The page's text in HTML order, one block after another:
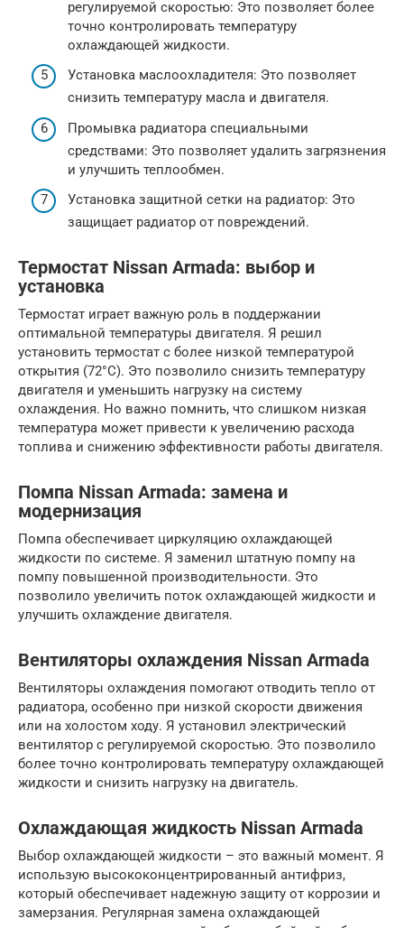
регулируемой скоростью: Это позволяет более
точно контролировать температуру
охлаждающей жидкости.
Установка маслоохладителя: Это позволяет
снизить температуру масла и двигателя.
Промывка радиатора специальными
средствами: Это позволяет удалить загрязнения
и улучшить теплообмен.
Установка защитной сетки на радиатор: Это
защищает радиатор от повреждений.
Термостат Nissan Armada: выбор и
установка
Термостат играет важную роль в поддержании
оптимальной температуры двигателя. Я решил
установить термостат с более низкой температурой
открытия (72°C). Это позволило снизить температуру
двигателя и уменьшить нагрузку на систему
охлаждения. Но важно помнить, что слишком низкая
температура может привести к увеличению расхода
топлива и снижению эффективности работы двигателя.
Помпа Nissan Armada: замена и
модернизация
Помпа обеспечивает циркуляцию охлаждающей
жидкости по системе. Я заменил штатную помпу на
помпу повышенной производительности. Это
позволило увеличить поток охлаждающей жидкости и
улучшить охлаждение двигателя.
Вентиляторы охлаждения Nissan Armada
Вентиляторы охлаждения помогают отводить тепло от
радиатора, особенно при низкой скорости движения
или на холостом ходу. Я установил электрический
вентилятор с регулируемой скоростью. Это позволило
более точно контролировать температуру охлаждающей
жидкости и снизить нагрузку на двигатель.
Охлаждающая жидкость Nissan Armada
Выбор охлаждающей жидкости – это важный момент. Я
использую высококонцентрированный антифриз,
который обеспечивает надежную защиту от коррозии и
замерзания. Регулярная замена охлаждающей